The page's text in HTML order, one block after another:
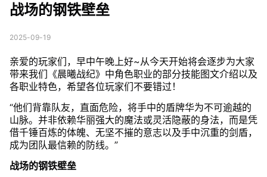
战场的钢铁壁垒
2025-09-19
亲爱的玩家们，早中午晚上好~从今天开始将会逐步为大家
带来我们《晨曦战纪》中角色职业的部分技能图文介绍以及
各职业特色，希望各位玩家们不要错过！
“他们背靠队友，直面危险，将手中的盾牌华为不可逾越的
山脉。并非依赖华丽强大的魔法或灵活隐蔽的身法，而是凭
借千锤百炼的体魄、无坚不摧的意志以及手中沉重的剑盾，
成为团队最信赖的防线。”
战场的钢铁壁垒